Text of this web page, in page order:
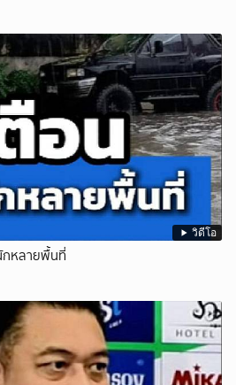
วิดีโอ
กหลายพื้นที่